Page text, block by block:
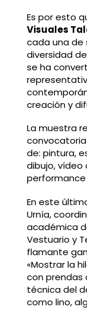
Es por esto
Visuales
cada una de
diversidad
se ha
creación y
La muestra
convocatoria
de: pintura,
dibujo, vídeo
En este
Urnía,
académica
Vestuario y
flamante
«Mostrar la
con prendas
técnica del
como lino,